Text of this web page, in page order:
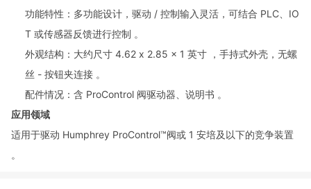
功能特性：多功能设计，驱动 / 控制输入灵活，可结合 PLC、IO
T 或传感器反馈进行控制 。
外观结构：大约尺寸 4.62 x 2.85 x 1 英寸 ，手持式外壳，无螺
丝 - 按钮夹连接 。
配件情况：含 ProControl 阀驱动器、说明书 。
应用领域
适用于驱动 Humphrey ProControl™阀或 1 安培及以下的竞争装置
。